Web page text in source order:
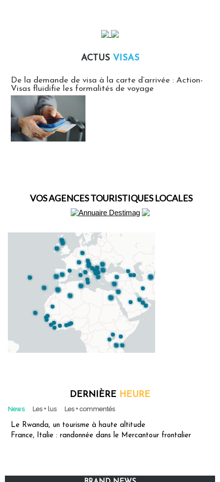
ACTUS VISAS
De la demande de visa à la carte d’arrivée : Action-
Visas fluidifie les formalités de voyage
VOS AGENCES TOURISTIQUES LOCALES
DERNIÈRE HEURE
News Les + lus Les + commentés
Le Rwanda, un tourisme à haute altitude
France, Italie : randonnée dans le Mercantour frontalier